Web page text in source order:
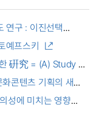
연구 : 이진선택
예프스키
硏究 = (A) Study on
콘텐츠 기획의 새
성에 미치는 영향